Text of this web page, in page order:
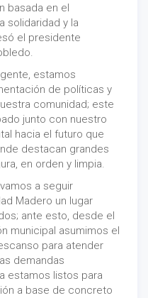
basada en el
solidaridad y la
el presidente
estamos
de políticas y
comunidad; este
junto con nuestro
hacia el futuro que
destacan grandes
en orden y limpia.
a seguir
Madero un lugar
ante esto, desde el
municipal asumimos el
para atender
demandas
estamos listos para
a base de concreto